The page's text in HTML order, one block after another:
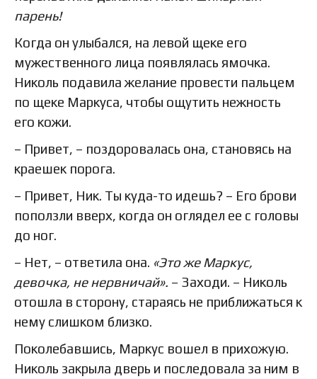
парень!
Когда он улыбался, на левой щеке его
мужественного лица появлялась ямочка.
Николь подавила желание провести пальцем
по щеке Маркуса, чтобы ощутить нежность
его кожи.
– Привет, – поздоровалась она, становясь на
краешек порога.
– Привет, Ник. Ты куда-то идешь? – Его брови
поползли вверх, когда он оглядел ее с головы
до ног.
– Нет, – ответила она. «Это же Маркус,
девочка, не нервничай». – Заходи. – Николь
отошла в сторону, стараясь не приближаться к
нему слишком близко.
Поколебавшись, Маркус вошел в прихожую.
Николь закрыла дверь и последовала за ним в